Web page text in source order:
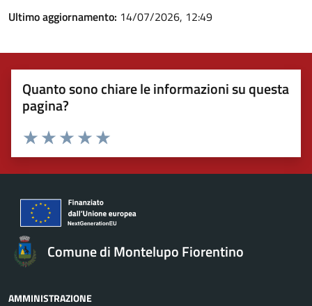
Ultimo aggiornamento: 14/07/2026, 12:49
Quanto sono chiare le informazioni su questa
pagina?
Valuta 5 stelle su 5
Valuta 4 stelle su 5
Valuta 3 stelle su 5
Valuta 2 stelle su 5
Valuta 1 stelle su 5
Comune di Montelupo Fiorentino
AMMINISTRAZIONE